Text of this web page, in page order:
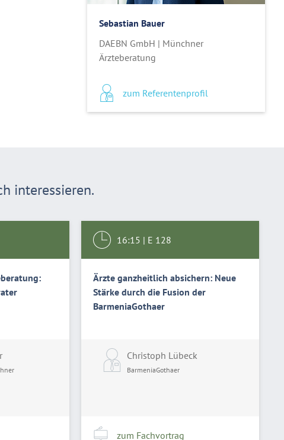
Sebastian Bauer
DAEBN GmbH | Münchner
Ärzteberatung
zum Referentenprofil
interessieren.
16:15 | E 128
Ärzte ganzheitlich absichern: Neue
Stärke durch die Fusion der
BarmeniaGothaer
Christoph Lübeck
BarmeniaGothaer
zum Fachvortrag